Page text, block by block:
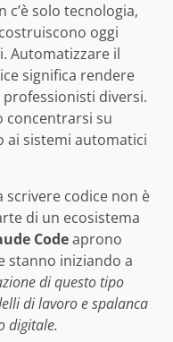
solo tecnologia,
oggi
Automatizzare il
significa rendere
diversi.
concentrarsi su
ai sistemi automatici
scrivere codice non è
di un ecosistema
Codeaprono
stanno iniziando a
di questo tipo
di lavoro e spalanca
digitale.